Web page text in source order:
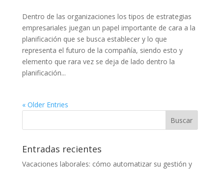
Dentro de las organizaciones los tipos de estrategias
empresariales juegan un papel importante de cara a la
planificación que se busca establecer y lo que
representa el futuro de la compañía, siendo esto y
elemento que rara vez se deja de lado dentro la
planificación...
« Older Entries
Entradas recientes
Vacaciones laborales: cómo automatizar su gestión y